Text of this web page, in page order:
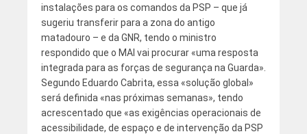
instalações para os comandos da PSP – que já
sugeriu transferir para a zona do antigo
matadouro – e da GNR, tendo o ministro
respondido que o MAI vai procurar «uma resposta
integrada para as forças de segurança na Guarda».
Segundo Eduardo Cabrita, essa «solução global»
será definida «nas próximas semanas», tendo
acrescentado que «as exigências operacionais de
acessibilidade, de espaço e de intervenção da PSP